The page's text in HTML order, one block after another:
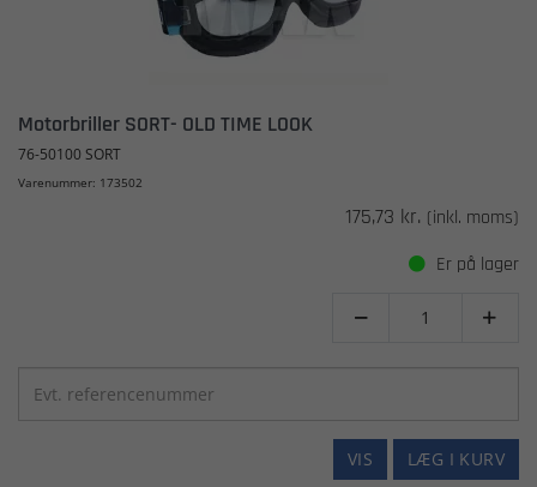
Motorbriller SORT- OLD TIME LOOK
76-50100 SORT
Varenummer: 173502
175,73 kr. (inkl. moms)
Er på lager
 
LÆG I KURV
VIS